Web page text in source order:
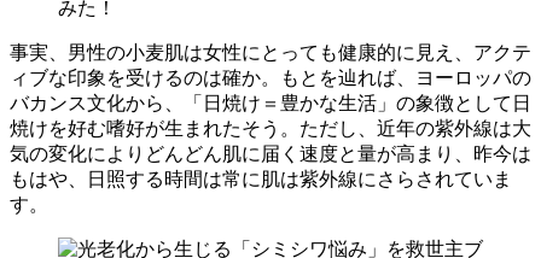
事実、男性の小麦肌は女性にとっても健康的に見え、アクテ
ィブな印象を受けるのは確か。もとを辿れば、ヨーロッパの
バカンス文化から、「日焼け＝豊かな生活」の象徴として日
焼けを好む嗜好が生まれたそう。ただし、近年の紫外線は大
気の変化によりどんどん肌に届く速度と量が高まり、昨今は
もはや、日照する時間は常に肌は紫外線にさらされていま
す。